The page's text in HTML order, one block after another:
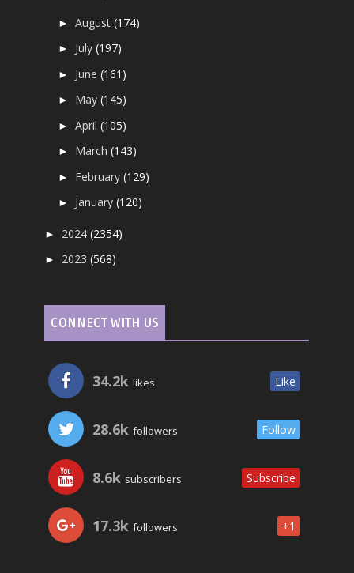
►August(174)
► July(197)
► June(161)
► May(145)
►April(105)
► March(143)
► February(129)
► January(120)
► 2024(2354)
► 2023(568)
CONNECT WITH US
34.2k likes Like
28.6k followers Follow
8.6k subscribers Subscribe
17.3k followers +1